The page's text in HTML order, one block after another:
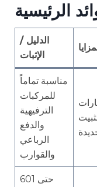
الرئيسية
الدليل /
الإثبات
مناسبة تماماً
للمركبات
الترفيهية
والدفع
الرباعي
والقوارب
حتى 601